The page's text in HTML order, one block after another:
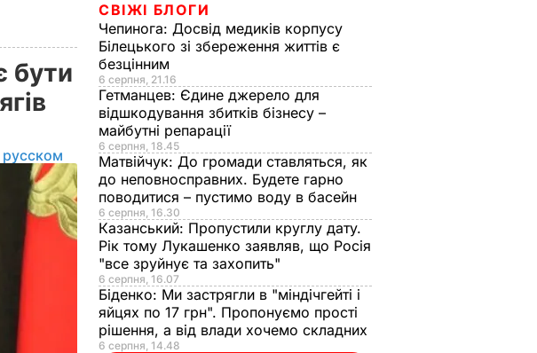
бути
СВІЖІ БЛОГИ
Чепинога: Досвід медиків корпусу
Білецького зі збереження життів є
безцінним
6 серпня, 21.16
Гетманцев: Єдине джерело для
відшкодування збитків бізнесу –
майбутні репарації
6 серпня, 18.45
Матвійчук: До громади ставляться, як
до неповносправних. Будете гарно
поводитися – пустимо воду в басейн
6 серпня, 16.30
Казанський: Пропустили круглу дату.
Рік тому Лукашенко заявляв, що Росія
"все зруйнує та захопить"
6 серпня, 16.07
Біденко: Ми застрягли в "міндічгейті і
яйцях по 17 грн". Пропонуємо прості
рішення, а від влади хочемо складних
6 серпня, 14.48